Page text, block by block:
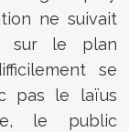
ne suivait
sur le plan
se
pas le laïus
le public